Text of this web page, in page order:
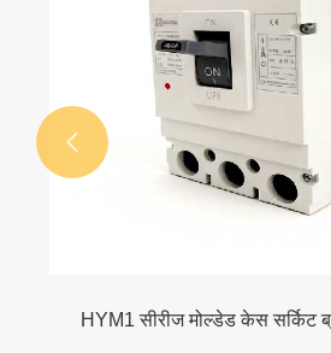
HYM1 सीरीज मोल्डेड केस सर्किट
